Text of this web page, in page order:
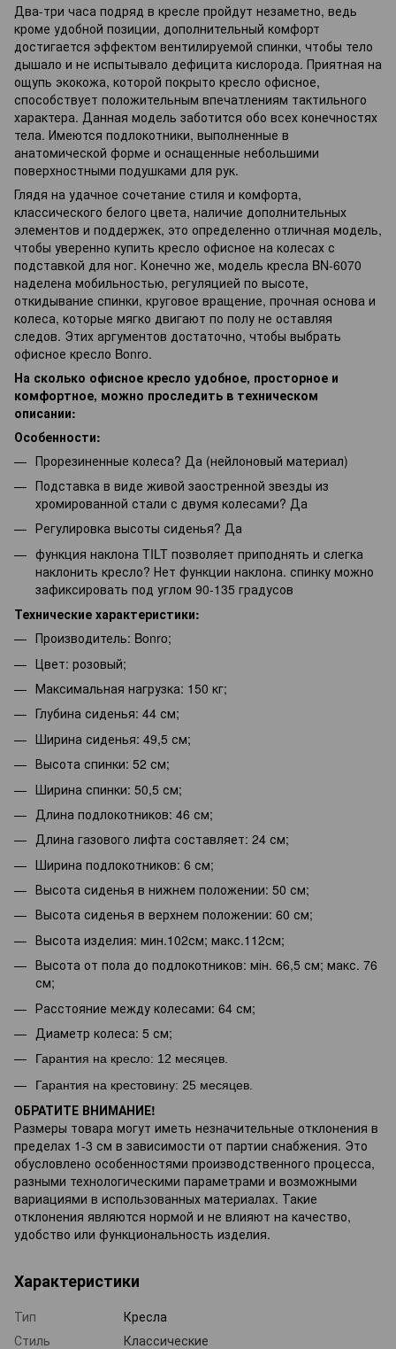
Два-три часа подряд в кресле пройдут незаметно, ведь
кроме удобной позиции, дополнительный комфорт
достигается эффектом вентилируемой спинки, чтобы тело
дышало и не испытывало дефицита кислорода. Приятная на
ощупь экокожа, которой покрыто кресло офисное,
способствует положительным впечатлениям тактильного
характера. Данная модель заботится обо всех конечностях
тела. Имеются подлокотники, выполненные в
анатомической форме и оснащенные небольшими
поверхностными подушками для рук.
Глядя на удачное сочетание стиля и комфорта,
классического белого цвета, наличие дополнительных
элементов и поддержек, это определенно отличная модель,
чтобы уверенно купить кресло офисное на колесах с
подставкой для ног. Конечно же, модель кресла BN-6070
наделена мобильностью, регуляцией по высоте,
откидывание спинки, круговое вращение, прочная основа и
колеса, которые мягко двигают по полу не оставляя
следов. Этих аргументов достаточно, чтобы выбрать
офисное кресло Bonro.
На сколько офисное кресло удобное, просторное и
комфортное, можно проследить в техническом
описании:
Особенности:
Прорезиненные колеса? Да (нейлоновый материал)
Подставка в виде живой заостренной звезды из
хромированной стали с двумя колесами? Да
Регулировка высоты сиденья? Да
функция наклона TILT позволяет приподнять и слегка
наклонить кресло? Нет функции наклона. спинку можно
зафиксировать под углом 90-135 градусов
Технические характеристики:
Производитель: Bonro;
Цвет: розовый;
Максимальная нагрузка: 150 кг;
Глубина сиденья: 44 см;
Ширина сиденья: 49,5 см;
Высота спинки: 52 см;
Ширина спинки: 50,5 см;
Длина подлокотников: 46 см;
Длина газового лифта составляет: 24 см;
Ширина подлокотников: 6 см;
Высота сиденья в нижнем положении: 50 см;
Высота сиденья в верхнем положении: 60 см;
Высота изделия: мин.102см; макс.112см;
Высота от пола до подлокотников: мін. 66,5 см; макс. 76
см;
Расстояние между колесами: 64 см;
Диаметр колеса: 5 см;
Гарантия на кресло: 12 месяцев.
Гарантия на крестовину: 25 месяцев.
ОБРАТИТЕ ВНИМАНИЕ!
Размеры товара могут иметь незначительные отклонения в
пределах 1-3 см в зависимости от партии снабжения. Это
обусловлено особенностями производственного процесса,
разными технологическими параметрами и возможными
вариациями в использованных материалах. Такие
отклонения являются нормой и не влияют на качество,
удобство или функциональность изделия.
Характеристики
Тип
Кресла
Стиль
Классические